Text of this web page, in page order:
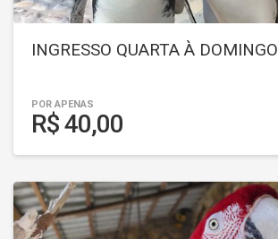
INGRESSO QUARTA À DOMINGO
POR APENAS
R$ 40,00